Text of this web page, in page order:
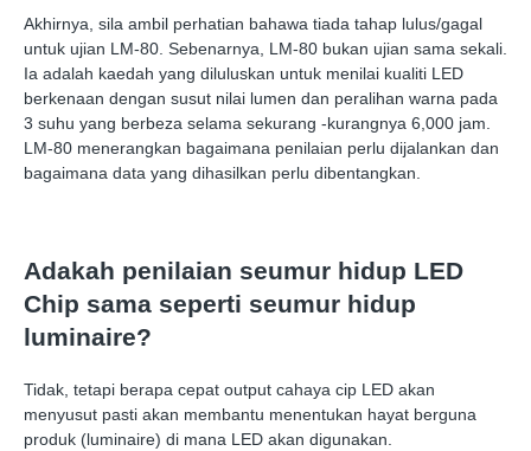
Akhirnya, sila ambil perhatian bahawa tiada tahap lulus/gagal
untuk ujian LM-80. Sebenarnya, LM-80 bukan ujian sama sekali.
Ia adalah kaedah yang diluluskan untuk menilai kualiti LED
berkenaan dengan susut nilai lumen dan peralihan warna pada
3 suhu yang berbeza selama sekurang -kurangnya 6,000 jam.
LM-80 menerangkan bagaimana penilaian perlu dijalankan dan
bagaimana data yang dihasilkan perlu dibentangkan.
Adakah penilaian seumur hidup LED
Chip sama seperti seumur hidup
luminaire?
Tidak, tetapi berapa cepat output cahaya cip LED akan
menyusut pasti akan membantu menentukan hayat berguna
produk (luminaire) di mana LED akan digunakan.